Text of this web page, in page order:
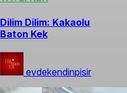
Dilim Dilim: Kakaolu
Baton Kek
evdekendinpisir